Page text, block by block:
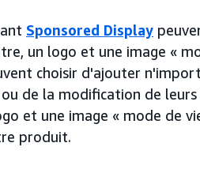
Sponsored Display
un logo et une image «
choisir d'ajouter
de la modification de leurs
et une image « mode de
produit.